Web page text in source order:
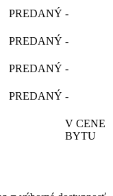
PREDANÝ -
PREDANÝ -
PREDANÝ -
PREDANÝ -
V CENE
BYTU